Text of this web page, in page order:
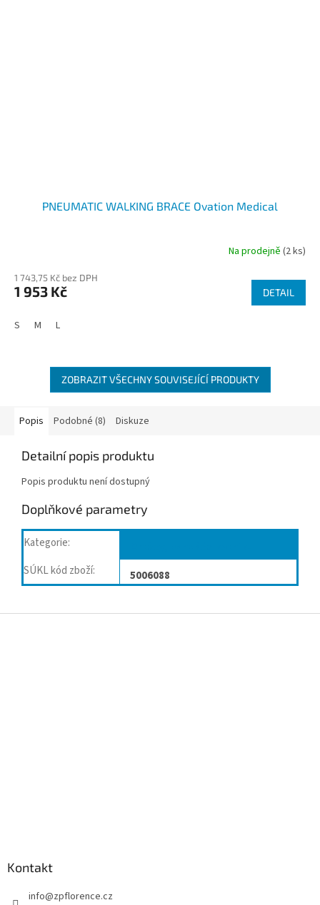
PNEUMATIC WALKING BRACE Ovation Medical
Na prodejně (2 ks)
1 743,75 Kč bez DPH
1 953 Kč DETAIL
S M L
ZOBRAZIT VŠECHNY SOUVISEJÍCÍ PRODUKTY
Popis Podobné (8) Diskuze
Detailní popis produktu
Popis produktu není dostupný
Doplňkové parametry
Kategorie:
SÚKL kód zboží: 5006088
Kontakt
info@zpflorence.cz